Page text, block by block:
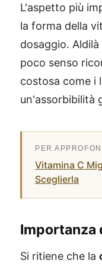
L'aspetto più
la forma della
dosaggio.
poco senso
costosa come i
un'assorbibilità
Vitamina C
Sceglierla
Importanza
Si ritiene che la